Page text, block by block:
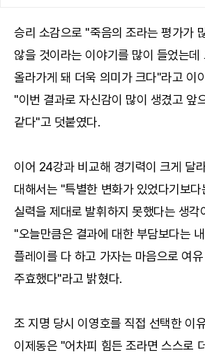
승리 소감으로 "죽음의 조라는 평가가
않을 것이라는 이야기를 많이 들었는데
올라가게 돼 더욱 의미가 크다"라고 이
"이번 결과로 자신감이 많이 생겼고 앞
같다"고 덧붙였다.
이어 24강과 비교해 경기력이 크게 달
대해서는 "특별한 변화가 있었다기보
실력을 제대로 발휘하지 못했다는 생각
"오늘만큼은 결과에 대한 부담보다는
플레이를 다 하고 가자는 마음으로 여
주효했다"라고 밝혔다.
조 지명 당시 이영호를 직접 선택한 이
이제동은 "어차피 힘든 조라면 스스로